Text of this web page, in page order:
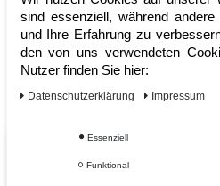
Sofort lieferbar
Kauf auf Rechnung
sind essenziell, während
und Ihre Erfahrung zu
den von uns verwendeten
Nutzer finden Sie hier:
Daten­schutz­erklärung Impressum
Essenziell
Funktional